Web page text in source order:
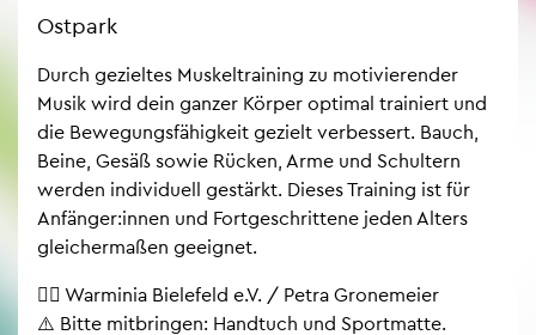
Ost­park
Durch ge­ziel­tes Mus­kel­trai­ning zu mo­ti­vie­ren­der
Musik wird dein gan­zer Kör­per op­ti­mal trai­niert und
die Be­we­gungs­fä­hig­keit ge­zielt ver­bes­sert. Bauch,
Beine, Gesäß sowie Rü­cken, Arme und Schul­tern
wer­den in­di­vi­du­ell ge­stärkt. Die­ses Trai­ning ist für
An­fän­ger:innen und Fort­ge­schrit­te­ne jeden Al­ters
glei­cher­ma­ßen ge­eig­net.
🙎‍♀️ War­mi­nia Bie­le­feld e.V. / Petra Gro­nemei­er
⚠️ Bitte mit­brin­gen: Hand­tuch und Sport­mat­te.